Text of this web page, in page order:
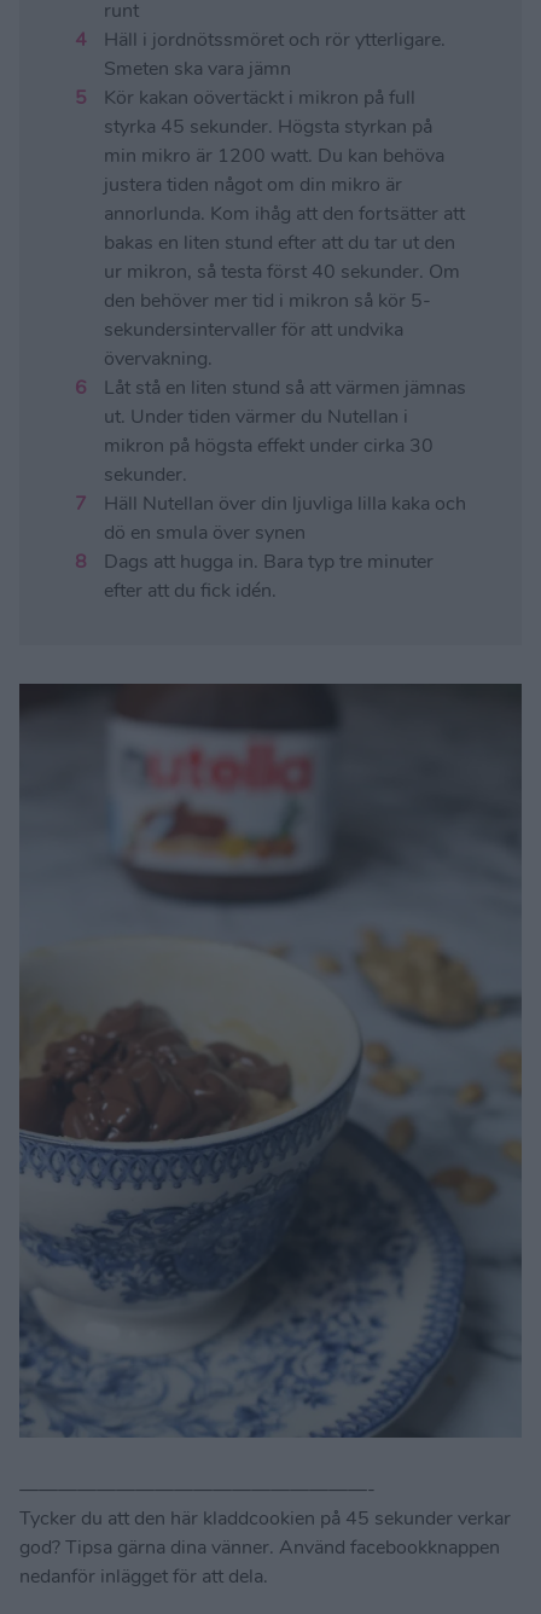
runt
Häll i jordnötssmöret och rör ytterligare.
Smeten ska vara jämn
Kör kakan oövertäckt i mikron på full
styrka 45 sekunder. Högsta styrkan på
min mikro är 1200 watt. Du kan behöva
justera tiden något om din mikro är
annorlunda. Kom ihåg att den fortsätter att
bakas en liten stund efter att du tar ut den
ur mikron, så testa först 40 sekunder. Om
den behöver mer tid i mikron så kör 5-
sekundersintervaller för att undvika
övervakning.
Låt stå en liten stund så att värmen jämnas
ut. Under tiden värmer du Nutellan i
mikron på högsta effekt under cirka 30
sekunder.
Häll Nutellan över din ljuvliga lilla kaka och
dö en smula över synen
Dags att hugga in. Bara typ tre minuter
efter att du fick idén.
——————————————————-
Tycker du att den här kladdcookien på 45 sekunder verkar
god? Tipsa gärna dina vänner. Använd facebookknappen
nedanför inlägget för att dela.